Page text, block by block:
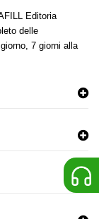
Editoria
delle
7 giorni alla